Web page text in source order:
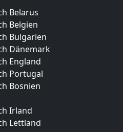
Belarus
Belgien
Bulgarien
Dänemark
England
Portugal
Bosnien
Irland
Lettland